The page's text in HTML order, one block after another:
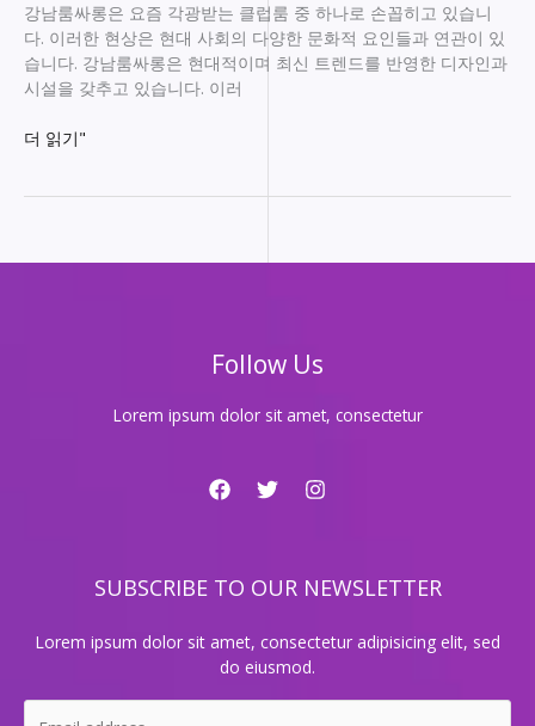
강남룸싸롱은 요즘 각광받는 클럽룸 중 하나로 손꼽히고 있습니
다. 이러한 현상은 현대 사회의 다양한 문화적 요인들과 연관이 있
습니다. 강남룸싸롱은 현대적이며 최신 트렌드를 반영한 디자인과
시설을 갖추고 있습니다. 이러
강
현
룸?
더 읽기"
Follow Us
Lorem ipsum dolor sit amet, consectetur
SUBSCRIBE TO OUR NEWSLETTER
Lorem ipsum dolor sit amet, consectetur adipisicing elit, sed
do eiusmod.